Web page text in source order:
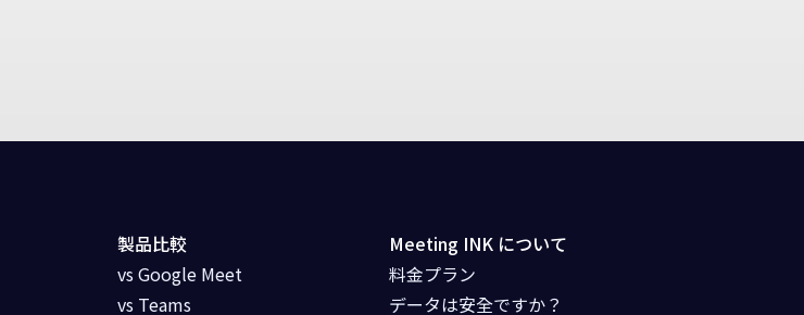
製品比較
vs Google Meet
vs Teams
Meeting INK について
料金プラン
データは安全ですか？